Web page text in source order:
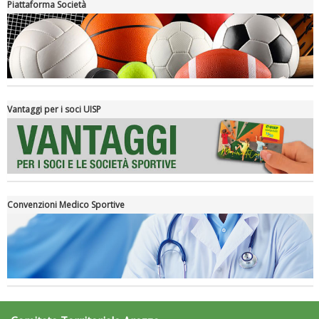
Luglio 2026: "Pensando con i piedi, si possono fare le
rivoluzioni"
Tiziano Pesce a Radio InBlu2000 traccia il bilancio della stagione
Piattaforma Società
Vantaggi per i soci UISP
Convenzioni Medico Sportive